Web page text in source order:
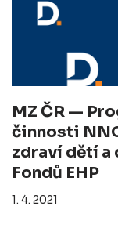
MZ ČR —
činnosti
zdraví dětí a
Fondů EHP
1. 4. 2021